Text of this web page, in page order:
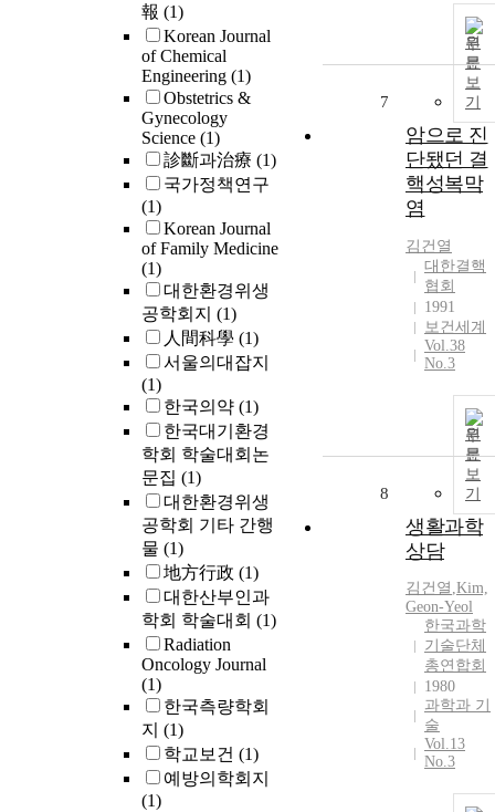
報 (1)
Korean Journal
of Chemical
Engineering (1)
Obstetrics &
Gynecology
Science (1)
診斷과治療 (1)
국가정책연구
(1)
Korean Journal
of Family Medicine
(1)
대한환경위생
공학회지 (1)
人間科學 (1)
서울의대잡지
(1)
한국의약 (1)
한국대기환경
학회 학술대회논
문집 (1)
대한환경위생
공학회 기타 간행
물 (1)
地方行政 (1)
대한산부인과
학회 학술대회 (1)
Radiation
Oncology Journal
(1)
한국측량학회
지 (1)
학교보건 (1)
예방의학회지
(1)
원
문
보
기
7
암으로 진
단됐던 결
핵성복막
염
김건열
대한결핵
협회
1991
보건세계
Vol.38
No.3
원
문
보
기
8
생활과학
상담
김건열 ,Kim,
Geon-Yeol
한국과학
기술단체
총연합회
1980
과학과 기
술
Vol.13
No.3